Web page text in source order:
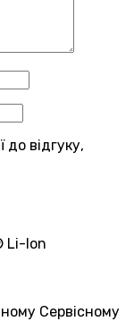
відгуку,
Li-Ion
Сервiсному